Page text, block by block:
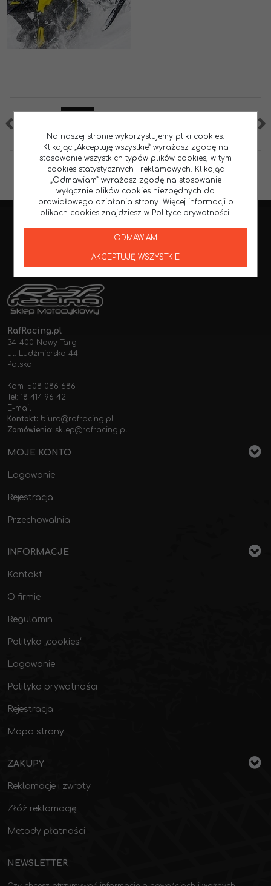
RafRacing.pl
34-400 Nowy Targ
ul. Ludźmierska 44
Polska
Kom: 508 086 686
Tel: 18 414 96 42
E-mail
Kontakt: biuro@rafracing.pl
Zamówienia: sklep@rafracing.pl
MOJE KONTO
Logowanie
Rejestracja
Przechowalnia
INFORMACJE
Kontakt
O firmie
Regulamin
Polityka „cookies”
Logowanie
Polityka prywatności
Rejestracja
Mapa strony
ZAKUPY
Reklamacje i zwroty
Złóż reklamację
Metody płatności
NEWSLETTER
Na naszej stronie wykorzystujemy pliki cookies.
Klikając „Akceptuję wszystkie” wyrażasz zgodę na
stosowanie wszystkich typów plików cookies, w tym
cookies statystycznych i reklamowych. Klikając
„Odmawiam” wyrażasz zgodę na stosowanie
wyłącznie plików cookies niezbędnych do
prawidłowego działania strony. Więcej informacji o
plikach cookies znajdziesz w Polityce prywatności.
ODMAWIAM
AKCEPTUJĘ WSZYSTKIE